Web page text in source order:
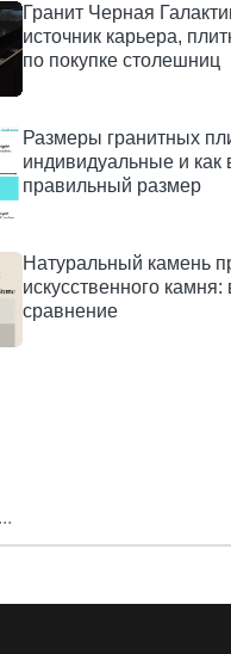
Гранит Черная
источник карьера,
по покупке столешниц
Размеры гранитных
индивидуальные и как
правильный размер
Натуральный камень
искусственного
сравнение